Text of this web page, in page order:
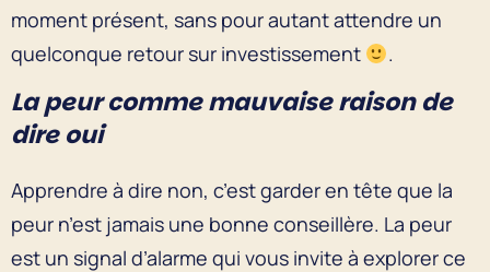
moment présent, sans pour autant attendre un
quelconque retour sur investissement
.
La peur comme mauvaise raison de
dire oui
Apprendre à dire non, c’est garder en tête que la
peur n’est jamais une bonne conseillère. La peur
est un signal d’alarme qui vous invite à explorer ce